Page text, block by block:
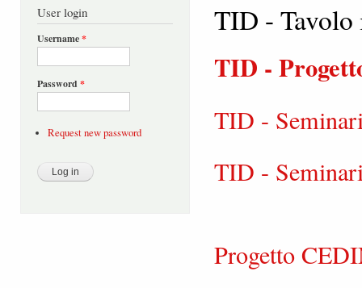
User login
Username*
Password *
Request new password
TID - Tavolo
TID -
TID -
TID -
Progetto